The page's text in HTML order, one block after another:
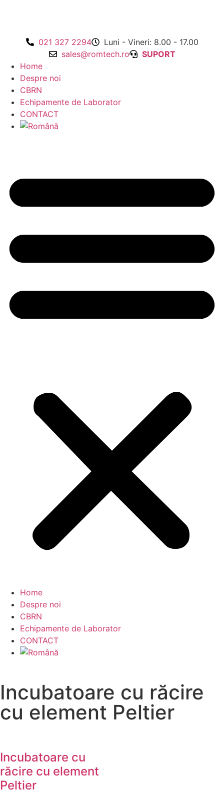
021 327 2294
Luni - Vineri: 8.00 - 17.00
sales@romtech.ro
SUPORT
Home
Despre noi
CBRN
Echipamente de Laborator
CONTACT
Home
Despre noi
CBRN
Echipamente de Laborator
CONTACT
Incubatoare cu răcire
cu element Peltier
Incubatoare cu
răcire cu element
Peltier